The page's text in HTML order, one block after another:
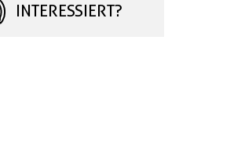
INTERESSIERT?